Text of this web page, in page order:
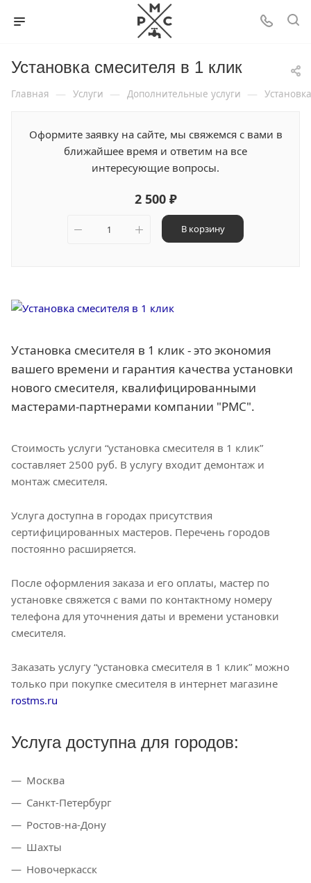
Установка смесителя в 1 клик
Главная — Услуги — Дополнительные услуги —
Оформите заявку на сайте, мы свяжемся с вами в
ближайшее время и ответим на все
интересующие вопросы.
2 500 ₽
В корзину
Установка смесителя в 1 клик - это экономия
вашего времени и гарантия качества установки
нового смесителя, квалифицированными
мастерами-партнерами компании "РМС".
Стоимость услуги “установка смесителя в 1 клик”
составляет 2500 руб. В услугу входит демонтаж и
монтаж смесителя.
Услуга доступна в городах присутствия
сертифицированных мастеров. Перечень городов
постоянно расширяется.
После оформления заказа и его оплаты, мастер по
установке свяжется с вами по контактному номеру
телефона для уточнения даты и времени установки
смесителя.
Заказать услугу “установка смесителя в 1 клик” можно
только при покупке смесителя в интернет магазине
rostms.ru
Услуга доступна для городов:
Москва
Санкт-Петербург
Ростов-на-Дону
Шахты
Новочеркасск